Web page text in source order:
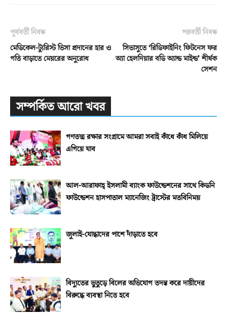
পূর্ববর্তী নিবন্ধ
মেডিকেল-ট্যুরিস্ট ভিসা প্রদানের হার ও
গতি বাড়াতে মেয়রের অনুরোধ
পরবর্তী নিবন্ধ
সিভাসুতে ‘রিডিফাইনিং ফিটনেস ফর
অ্যা হেলদিয়ার বডি অ্যান্ড মাইন্ড’ শীর্ষক
সেশন
সম্পর্কিত আরো খবর
গণতন্ত্র রক্ষার সংগ্রামে আমরা সবাই কাঁধে কাঁধ মিলিয়ে
এগিয়ে যাব
আল-আরাফাহ্‌ ইসলামী ব্যাংক ফাউন্ডেশনের সাথে কিডনি
ফাউন্ডেশন হাসপাতাল ম্যানেজিং ট্রাস্টের মতবিনিময়
জুলাই-যোদ্ধাদের পাশে দাঁড়াতে হবে
বিদ্যুতের ভুতুড়ে বিলের অভিযোগ তদন্ত করে দায়ীদের
বিরুদ্ধে ব্যবস্থা নিতে হবে